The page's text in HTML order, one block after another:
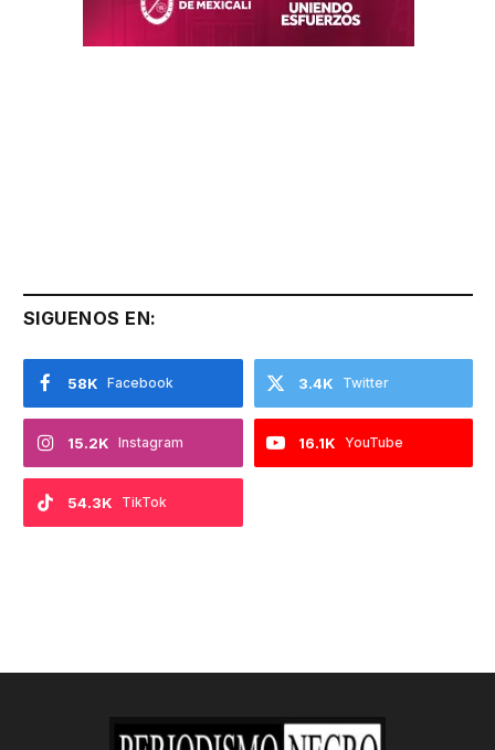
SIGUENOS EN:
Facebook
58K Twitter
3.4K
Instagram
15.2K YouTube
16.1K
TikTok
54.3K